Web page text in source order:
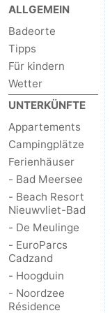
ALLGEMEIN
Badeorte
Tipps
Für kindern
Wetter
UNTERKÜNFTE
Appartements
Campingplätze
Ferienhäuser
- Bad Meersee
- Beach Resort
Nieuwvliet-Bad
- De Meulinge
- EuroParcs
Cadzand
- Hoogduin
- Noordzee
Résidence